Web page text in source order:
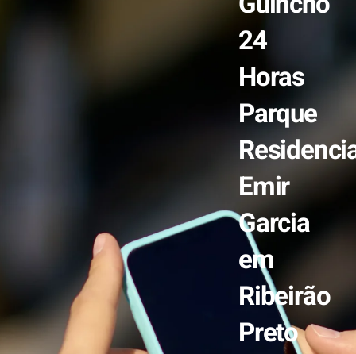
24
Horas
Parque
Emir
Garcia
em
Ribeirão
Preto